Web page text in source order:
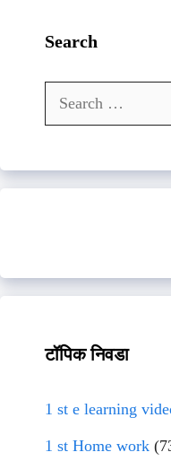
Search
Search
for:
टॉपिक निवडा
1 st e learning
1 st Home work